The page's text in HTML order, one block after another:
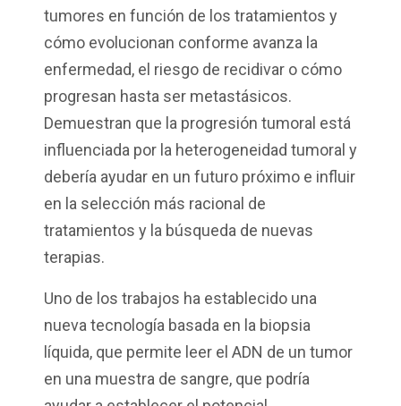
tumores en función de los tratamientos y
cómo evolucionan conforme avanza la
enfermedad, el riesgo de recidivar o cómo
progresan hasta ser metastásicos.
Demuestran que la progresión tumoral está
influenciada por la heterogeneidad tumoral y
debería ayudar en un futuro próximo e influir
en la selección más racional de
tratamientos y la búsqueda de nuevas
terapias.
Uno de los trabajos ha establecido una
nueva tecnología basada en la biopsia
líquida, que permite leer el ADN de un tumor
en una muestra de sangre, que podría